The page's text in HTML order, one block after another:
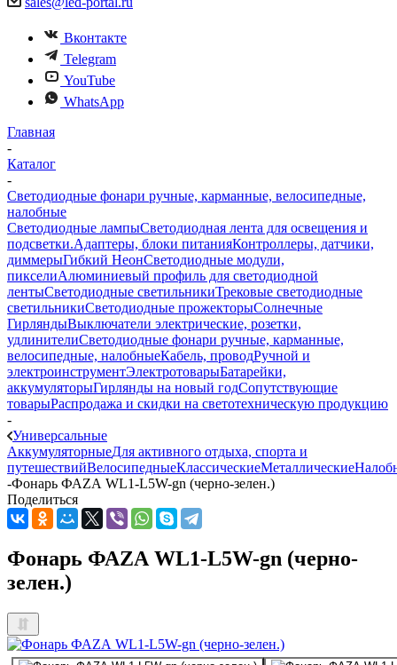
Вконтакте
Telegram
YouTube
WhatsApp
Главная
-
Каталог
-
Светодиодные фонари ручные, карманные, велосипедные,
налобные
Светодиодные лампыСветодиодная лента для освещения и
подсветки.Адаптеры, блоки питанияКонтроллеры, датчики,
диммерыГибкий НеонСветодиодные модули,
пикселиАлюминиевый профиль для светодиодной
лентыСветодиодные светильникиТрековые светодиодные
светильникиСветодиодные прожекторыСолнечные
ГирляндыВыключатели электрические, розетки,
удлинителиСветодиодные фонари ручные, карманные,
велосипедные, налобныеКабель, проводРучной и
электроинструментЭлектротоварыБатарейки,
аккумуляторыГирлянды на новый годСопутствующие
товарыРаспродажа и скидки на светотехническую продукцию
-
Универсальные
АккумуляторныеДля активного отдыха, спорта и
путешествийВелосипедныеКлассическиеМеталлические
-Фонарь ФАZА WL1-L5W-gn (черно-зелен.)
Поделиться
Фонарь ФАZА WL1-L5W-gn (черно-
зелен.)